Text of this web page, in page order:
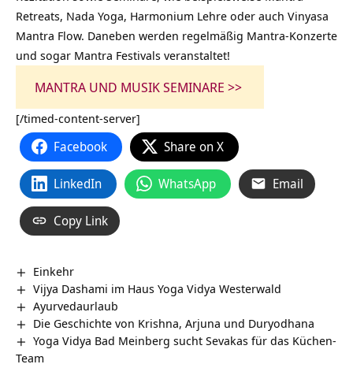
Retreats, Nada Yoga, Harmonium Lehre oder auch Vinyasa
Mantra Flow. Daneben werden regelmäßig Mantra-Konzerte
und sogar Mantra Festivals veranstaltet!
MANTRA UND MUSIK SEMINARE >>
[/timed-content-server]
Facebook Share on X
LinkedIn WhatsApp Email
Copy Link
Einkehr
Vijya Dashami im Haus Yoga Vidya Westerwald
Ayurvedaurlaub
Die Geschichte von Krishna, Arjuna und Duryodhana
Yoga Vidya Bad Meinberg sucht Sevakas für das Küchen-
Team